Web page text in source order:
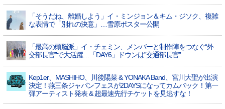
「そうだね、離婚しよう」イ・ミンジョン＆キム・ジソク、複雑
な表情で「別れの決意」…雪原ポスター公開
「最高の頭脳派」イ・チェミン、メンバーと制作陣をつなぐ“外
交部長官”で大活躍…「DAY6」ドウンは”交通部長官”
Kep1er、MASHIHO、川後陽菜 & YONAKA Band、宮川大聖が出演
決定！燕三条ジャパンフェスが2DAYSになってカムバック！第一
弾アーティスト発表 & 超最速先行チケットを見逃すな！